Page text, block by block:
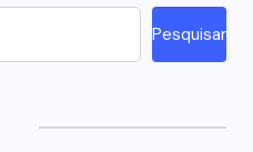
Pesquisar